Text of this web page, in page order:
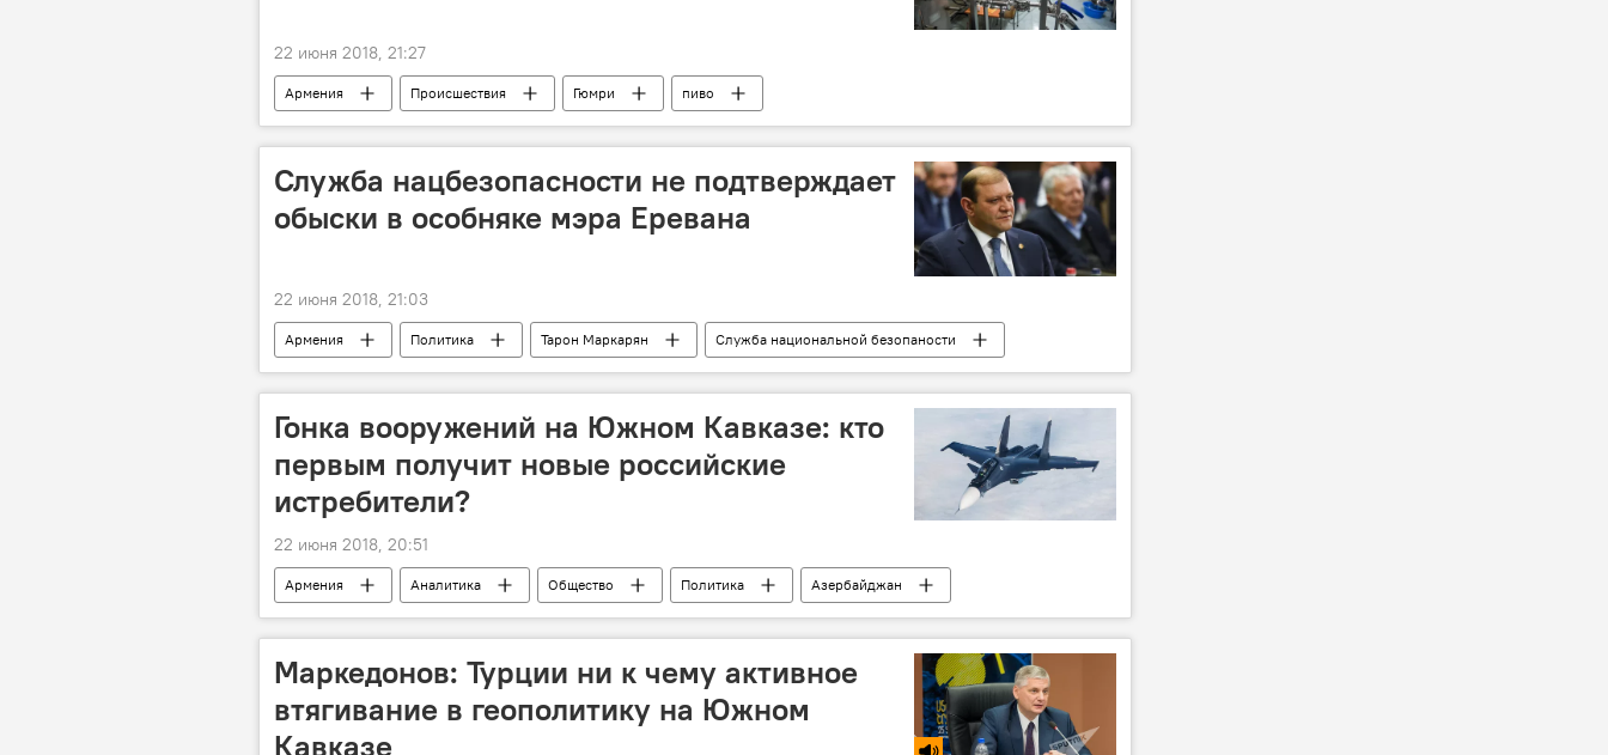
22 июня 2018, 21:27
Армения Происшествия Гюмри
пиво
Коррупционные разоблачения в Армении
налоги
Служба нацбезопасности не подтверждает
обыски в особняке мэра Еревана
22 июня 2018, 21:03
Армения Политика Тарон Маркарян Служба национальной безопаности
Гонка вооружений на Южном Кавказе: кто
первым получит новые российские
истребители?
22 июня 2018, 20:51
Армения Аналитика Общество Политика
Азербайджан
Турция
Александр Хроленко вооружение регион
истребитель
Маркедонов: Турции ни к чему активное
втягивание в геополитику на Южном
Кавказе